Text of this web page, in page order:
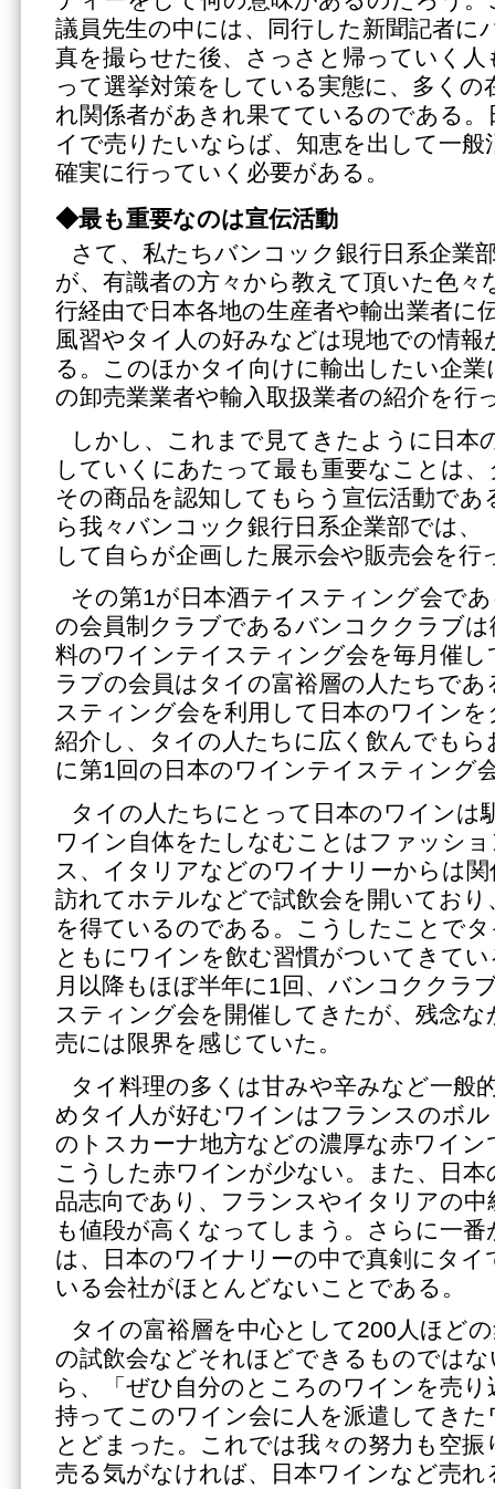
議員先生の中には、同行した新聞記者に
真を撮らせた後、さっさと帰っていく人
って選挙対策をしている実態に、多くの
れ関係者があきれ果てているのである。
イで売りたいならば、知恵を出して一般
確実に行っていく必要がある。
◆最も重要なのは宣伝活動
さて、私たちバンコック銀行日系企業
が、有識者の方々から教えて頂いた色々
行経由で日本各地の生産者や輸出業者に
風習やタイ人の好みなどは現地での情
る。このほかタイ向けに輸出したい企
の卸売業業者や輸入取扱業者の紹介を行
しかし、これまで見てきたように日本
していくにあたって最も重要なことは
その商品を認知してもらう宣伝活動であ
ら我々バンコック銀行日系企業部では、
して自らが企画した展示会や販売会を行
その第1が日本酒テイスティング会で
の会員制クラブであるバンコククラブ
料のワインテイスティング会を毎月催
ラブの会員はタイの富裕層の人たちで
スティング会を利用して日本のワイン
紹介し、タイの人たちに広く飲んでもら
に第1回の日本のワインテイスティング
タイの人たちにとって日本のワインは
ワイン自体をたしなむことはファッシ
ス、イタリアなどのワイナリーからは
訪れてホテルなどで試飲会を開いており
を得ているのである。こうしたことで
ともにワインを飲む習慣がついてきて
月以降もほぼ半年に1回、バンコククラ
スティング会を開催してきたが、残念
売には限界を感じていた。
タイ料理の多くは甘みや辛みなど一般
めタイ人が好むワインはフランスのボ
のトスカーナ地方などの濃厚な赤ワイ
こうした赤ワインが少ない。また、日
品志向であり、フランスやイタリアの
も値段が高くなってしまう。さらに一
は、日本のワイナリーの中で真剣にタ
いる会社がほとんどないことである。
タイの富裕層を中心として200人ほど
の試飲会などそれほどできるものでは
ら、「ぜひ自分のところのワインを売
持ってこのワイン会に人を派遣してき
とどまった。これでは我々の努力も空
売る気がなければ、日本ワインなど売